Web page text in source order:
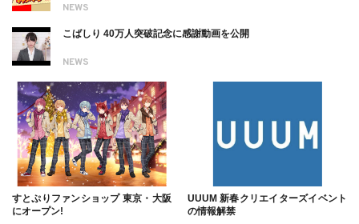
NEWS
NEWS
こばしり 40万人突破記念に感謝動画を公開
すとぷりファンショップ 東京・大阪
にオープン!
UUUM 新春クリエイターズイベント
の情報解禁